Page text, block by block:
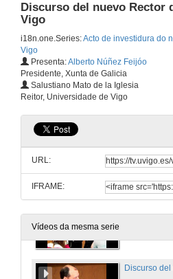
Discurso del nuevo Rector
Vigo
i18n.one.Series:Acto de investidura do
Vigo
Presenta:Alberto Núñez Feijóo
Presidente, Xunta de Galicia
Salustiano Mato de la Iglesia
Reitor, Universidade de Vigo
URL:
IFRAME:
Vídeos da mesma serie
18 de xuño de